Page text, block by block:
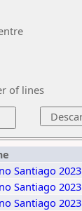
of lines
Santiago
Santiago
Santiago